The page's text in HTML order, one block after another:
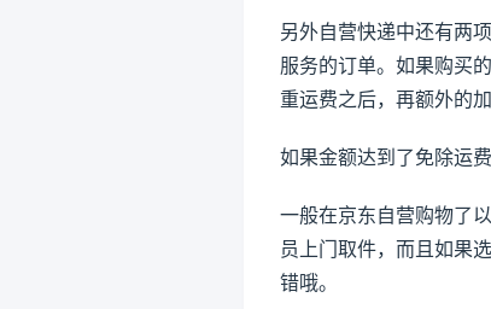
另外自营快递中还有两
服务的订单。如果购买
重运费之后，再额外的
如果金额达到了免除运
一般在京东自营购物了
员上门取件，而且如果
错哦。